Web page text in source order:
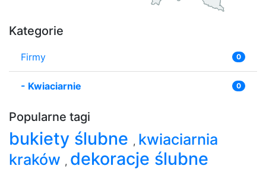
Kategorie
Firmy 0
- Kwiaciarnie 0
Popularne tagi
bukiety ślubne , kwiaciarnia
kraków , dekoracje ślubne